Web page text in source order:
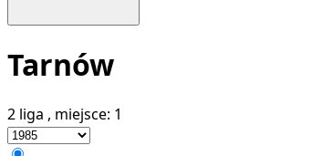
Tarnów
2 liga , miejsce: 1